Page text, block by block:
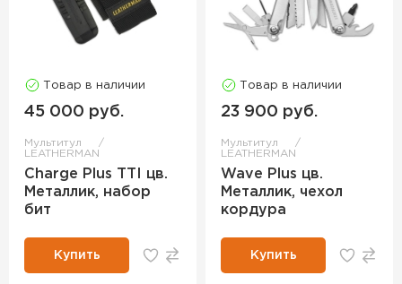
Товар в наличии
45 000 руб.
Мультитул
LEATHERMAN
Charge Plus TTI цв.
Металлик, набор
бит
Купить
Товар в наличии
23 900 руб.
Мультитул
LEATHERMAN
Wave Plus цв.
Металлик, чехол
кордура
Купить